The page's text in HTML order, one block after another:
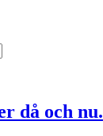
då och nu.